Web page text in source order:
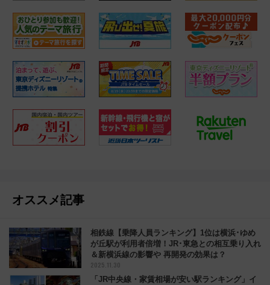
オススメ記事
相鉄線【乗降人員ランキング】1位は横浜･ゆめ
が丘駅が利用者倍増！JR･東急との相互乗り入れ
＆新横浜線の影響や 再開発の効果は？
2025.11.30
「JR中央線・家賃相場が安い駅ランキング」イ